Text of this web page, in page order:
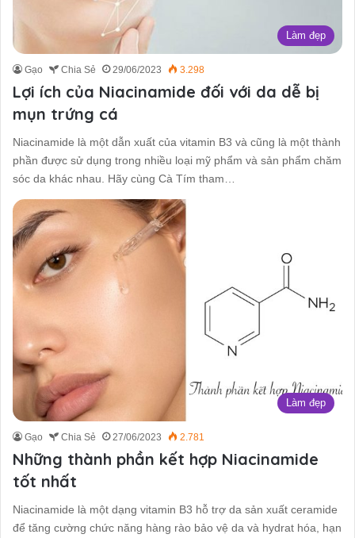
Làm đẹp
Gạo Chia Sẻ 29/06/2023 3.298
Lợi ích của Niacinamide đối với da dễ bị
mụn trứng cá
Niacinamide là một dẫn xuất của vitamin B3 và cũng là một thành
phần được sử dụng trong nhiều loại mỹ phẩm và sản phẩm chăm
sóc da khác nhau. Hãy cùng Cà Tím tham…
Làm đẹp
Gạo Chia Sẻ 27/06/2023 2.781
Những thành phần kết hợp Niacinamide
tốt nhất
Niacinamide là một dạng vitamin B3 hỗ trợ da sản xuất ceramide
để tăng cường chức năng hàng rào bảo vệ da và hydrat hóa, hạn